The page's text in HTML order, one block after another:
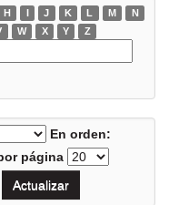
H I J K L M
N
W X Y Z
En orden:
página